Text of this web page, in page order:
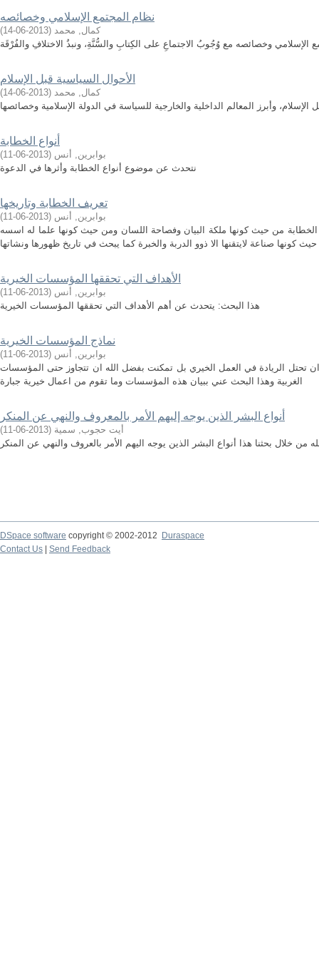
نظام المجتمع الإسلامي وخصائصه
كمال, محمد (
2013-06-14
)
وخصائصه مع وُجُوبُ الاجتماعِ على الكِتابِ والسُّنَّةِ، ونبذُ الاختلافِ والفُرْقَة
الأحوال السياسية قبل الإسلام
كمال, محمد (
2013-06-14
)
وأبرز المعالم الداخلية والخارجية للسياسة في الدولة الإسلامية وخصائصها
أنواع الخطابة
بوابرين, أنس (
2013-06-11
)
نتحدث عن موضوع أنواع الخطابة وأثرها في الدعوة
تعريف الخطابة وتاريخها
بوابرين, أنس (
2013-06-11
)
من حيث كونها ملكة البيان وفصاحة اللسان ومن حيث كونها علما له اسسه
كونها صناعة لايتقنها الا ذوو الدربة والخبرة كما يبحث في تاريخ ظهورها ونشاتها
الأهداف التي تحققها المؤسسات الخيرية
بوابرين, أنس (
2013-06-11
)
هذا البحث: يتحدث عن أهم الأهداف التي تحققها المؤسسات الخيرية
نماذج المؤسسات الخيرية
بوابرين, أنس (
2013-06-11
)
الريادة في العمل الخيري بل تمكنت بفضل الله ان تتجاوز حتى المؤسسات
الغربية وهذا البحث عني ببيان هذه المؤسسات وما تقوم من اعمال خيرية جبارة
أنواع البشر الذين يوجه إليهم الأمر بالمعروف والنهي عن المنكر
أيت حجوب, سمية (
2013-06-11
)
من خلال بحثنا هذا أنواع البشر الذين يوجه اليهم الأمر بالعروف والنهي عن المنكر
DSpace software copyright © 2002-2012
Duraspace
Contact Us
Send Feedback